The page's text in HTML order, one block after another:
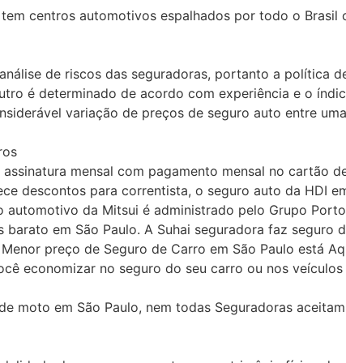
centros automotivos espalhados por todo o
de riscos das seguradoras, portanto a política
é determinado de acordo com experiência e o
variação de preços de seguro auto entre
mensal com pagamento mensal no cartão
descontos para correntista, o seguro auto da HDI
da Mitsui é administrado pelo Grupo
em São Paulo. A Suhai seguradora faz
preço de Seguro de Carro em São Paulo está
economizar no seguro do seu carro ou nos
moto em São Paulo, nem todas Seguradoras